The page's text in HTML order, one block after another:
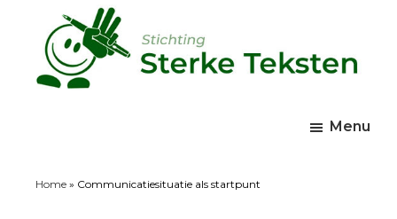
Menu
Home » Communicatiesituatie als startpunt